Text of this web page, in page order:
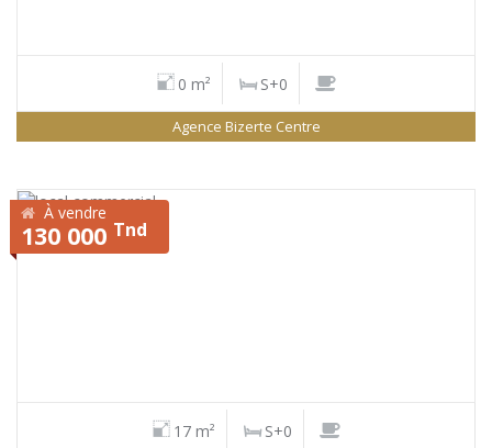
0 m² S+0
Agence Bizerte Centre
À vendre
130 000 Tnd
17 m² S+0